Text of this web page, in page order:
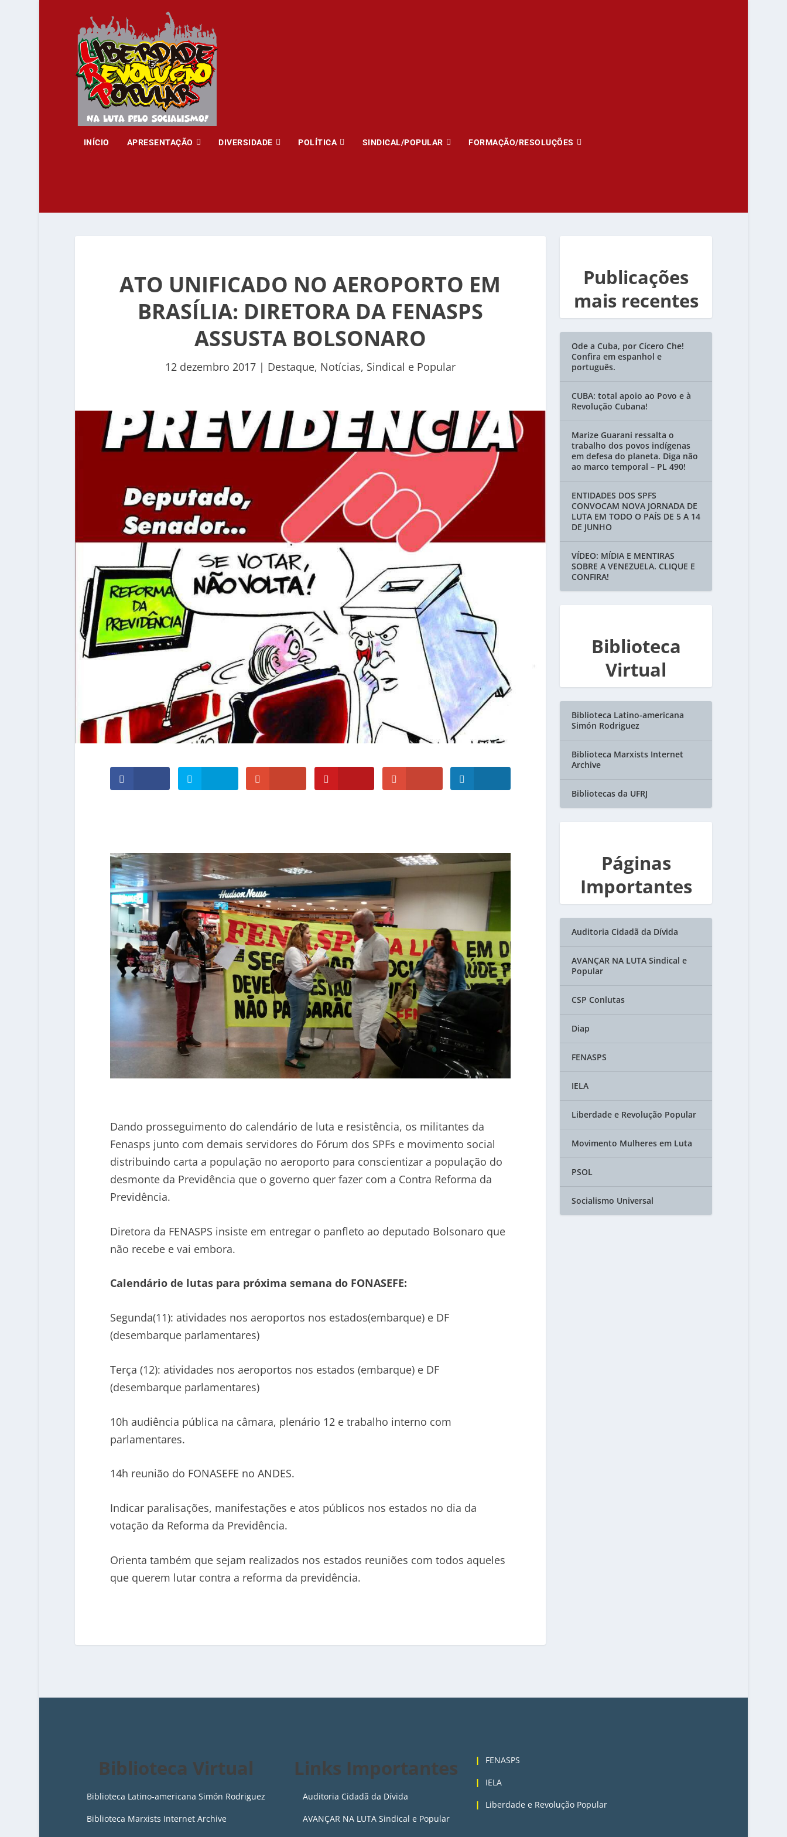
INÍCIO APRESENTAÇÃO DIVERSIDADE POLÍTICA SINDICAL/POPULAR FORMAÇÃO/RESOLUÇÕES
ATO UNIFICADO NO AEROPORTO EM
BRASÍLIA: DIRETORA DA FENASPS
ASSUSTA BOLSONARO
12 dezembro 2017| Destaque, Notícias, Sindical e Popular
Dando prosseguimento do calendário de luta e resistência, os militantes da
Fenasps junto com demais servidores do Fórum dos SPFs e movimento social
distribuindo carta a população no aeroporto para conscientizar a população do
desmonte da Previdência que o governo quer fazer com a Contra Reforma da
Previdência.
Diretora da FENASPS insiste em entregar o panfleto ao deputado Bolsonaro que
não recebe e vai embora.
Calendário de lutas para próxima semana do FONASEFE:
Segunda(11): atividades nos aeroportos nos estados(embarque) e DF
(desembarque parlamentares)
Terça (12): atividades nos aeroportos nos estados (embarque) e DF
(desembarque parlamentares)
10h audiência pública na câmara, plenário 12 e trabalho interno com
parlamentares.
14h reunião do FONASEFE no ANDES.
Indicar paralisações, manifestações e atos públicos nos estados no dia da
votação da Reforma da Previdência.
Orienta também que sejam realizados nos estados reuniões com todos aqueles
que querem lutar contra a reforma da previdência.
Publicações
mais recentes
Ode a Cuba, por Cícero Che!
Confira em espanhol e
português.
CUBA: total apoio ao Povo e à
Revolução Cubana!
Marize Guarani ressalta o
trabalho dos povos indígenas
em defesa do planeta. Diga não
ao marco temporal – PL 490!
ENTIDADES DOS SPFS
CONVOCAM NOVA JORNADA DE
LUTA EM TODO O PAÍS DE 5 A 14
DE JUNHO
VÍDEO: MÍDIA E MENTIRAS
SOBRE A VENEZUELA. CLIQUE E
CONFIRA!
Biblioteca
Virtual
Biblioteca Latino-americana
Simón Rodriguez
Biblioteca Marxists Internet
Archive
Bibliotecas da UFRJ
Páginas
Importantes
Auditoria Cidadã da Dívida
AVANÇAR NA LUTA Sindical e
Popular
CSP Conlutas
Diap
FENASPS
IELA
Liberdade e Revolução Popular
Movimento Mulheres em Luta
PSOL
Socialismo Universal
Biblioteca Virtual
Biblioteca Latino-americana Simón Rodriguez
Biblioteca Marxists Internet Archive
Links Importantes
Auditoria Cidadã da Dívida
AVANÇAR NA LUTA Sindical e Popular
FENASPS
IELA
Liberdade e Revolução Popular